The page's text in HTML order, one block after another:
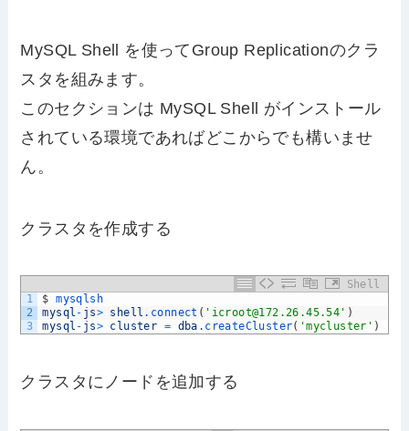
MySQL Shell を使ってGroup Replicationのクラ
スタを組みます。
このセクションは MySQL Shell がインストール
されている環境であればどこからでも構いませ
ん。
クラスタを作成する
Shell
1
2
3
$ mysqlsh
mysql - js> shell .connect ( 'icroot@172.26.45.54' )
mysql - js> cluster = dba .createCluster( 'mycluster' )
クラスタにノードを追加する